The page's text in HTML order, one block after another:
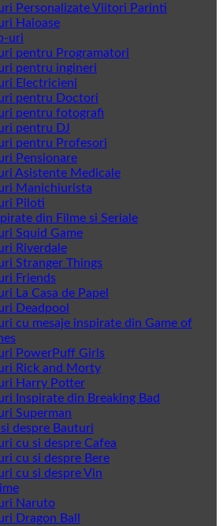
Personalizate Viitori Parinti
Haioase
uri
pentru Programatori
pentru ingineri
Electricieni
pentru Doctori
pentru fotografi
pentru DJ
pentru Profesori
Pensionare
Asistente Medicale
Manichiurista
Piloti
din Filme si Seriale
Squid Game
Riverdale
Stranger Things
Friends
La Casa de Papel
Deadpool
cu mesaje inspirate din Game of
PowerPuff Girls
Rick and Morty
Harry Potter
Inspirate din Breaking Bad
Superman
despre Bauturi
cu si despre Cafea
cu si despre Bere
cu si despre Vin
Naruto
Dragon Ball